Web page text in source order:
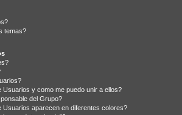
temas?
y como me puedo unir a ellos?
del Grupo?
Usuarios aparecen en diferentes colores?